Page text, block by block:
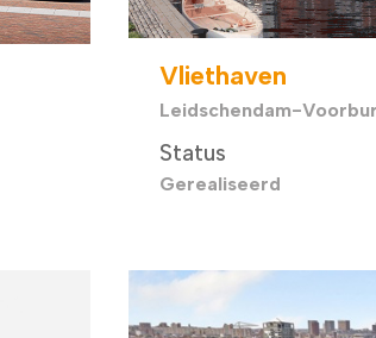
Vliethaven
Leidschendam-
Status
Gerealiseerd